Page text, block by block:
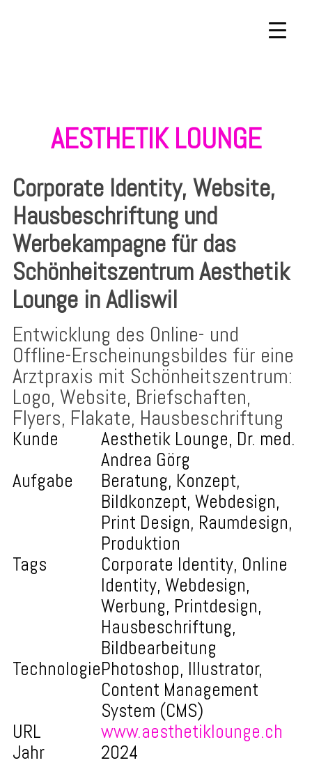
AESTHETIK LOUNGE
Corporate Identity, Website,
Hausbeschriftung und
Werbekampagne für das
Schönheitszentrum Aesthetik
Lounge in Adliswil
Entwicklung des Online- und
Offline-Erscheinungsbildes für eine
Arztpraxis mit Schönheitszentrum:
Logo, Website, Briefschaften,
Flyers, Flakate, Hausbeschriftung
Kunde
Aesthetik Lounge, Dr. med.
Andrea Görg
Aufgabe
Beratung, Konzept,
Bildkonzept, Webdesign,
Print Design, Raumdesign,
Produktion
Tags
Corporate Identity, Online
Identity, Webdesign,
Werbung, Printdesign,
Hausbeschriftung,
Bildbearbeitung
TechnologiePhotoshop, Illustrator,
Content Management
System (CMS)
URL
www.aesthetiklounge.ch
Jahr
2024